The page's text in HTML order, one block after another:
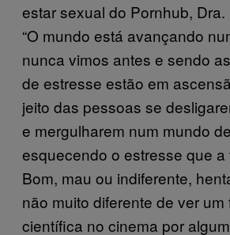
estar sexual do Pornhub, Dra.
“O mundo está avançando
nunca vimos antes e sendo
de estresse estão em
jeito das pessoas se
e mergulharem num mundo
esquecendo o estresse que a
Bom, mau ou indiferente,
não muito diferente de ver
científica no cinema por